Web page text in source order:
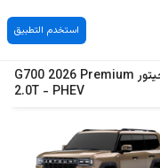
استخدم التطبيق
G700 2026 Premium
PHEV
-
2.0T